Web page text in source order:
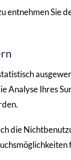
entnehmen Sie
Analyse Ihres
die